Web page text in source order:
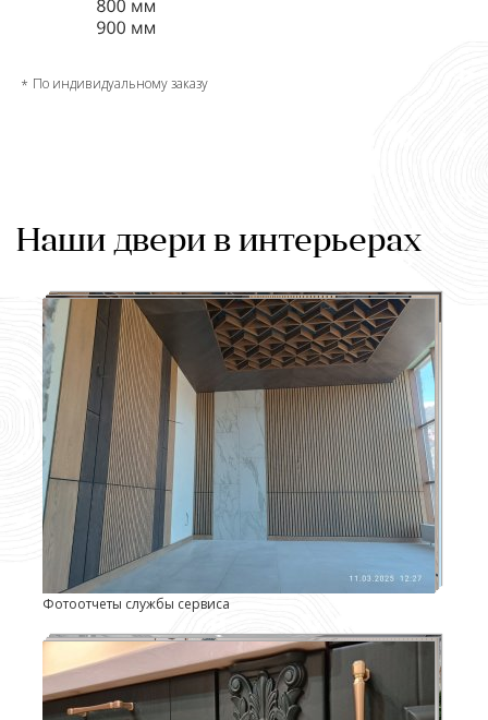
По индивидуальному заказу
Наши двери в интерьерах
Фотоотчеты службы сервиса